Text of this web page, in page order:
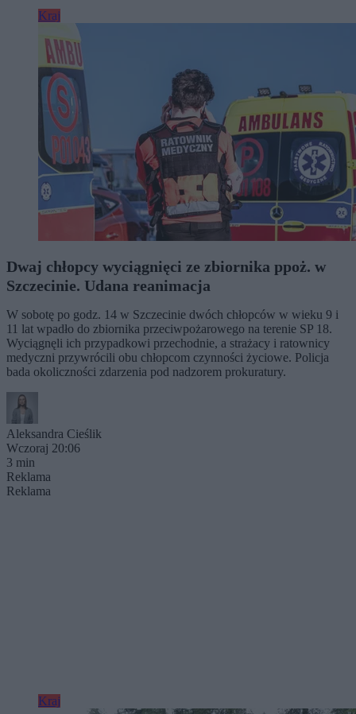
Kraj
Dwaj chłopcy wyciągnięci ze zbiornika ppoż. w
Szczecinie. Udana reanimacja
W sobotę po godz. 14 w Szczecinie dwóch chłopców w wieku 9 i
11 lat wpadło do zbiornika przeciwpożarowego na terenie SP 18.
Wyciągnęli ich przypadkowi przechodnie, a strażacy i ratownicy
medyczni przywrócili obu chłopcom czynności życiowe. Policja
bada okoliczności zdarzenia pod nadzorem prokuratury.
Aleksandra Cieślik
Wczoraj 20:06
3 min
Reklama
Reklama
Kraj